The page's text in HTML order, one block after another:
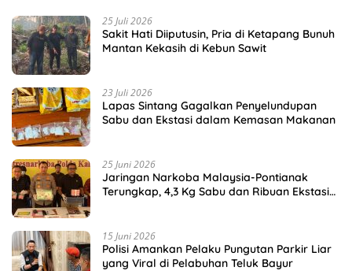
25 Juli 2026
Sakit Hati Diiputusin, Pria di Ketapang Bunuh
Mantan Kekasih di Kebun Sawit
23 Juli 2026
Lapas Sintang Gagalkan Penyelundupan
Sabu dan Ekstasi dalam Kemasan Makanan
25 Juni 2026
Jaringan Narkoba Malaysia-Pontianak
Terungkap, 4,3 Kg Sabu dan Ribuan Ekstasi
15 Juni 2026
Polisi Amankan Pelaku Pungutan Parkir Liar
yang Viral di Pelabuhan Teluk Bayur